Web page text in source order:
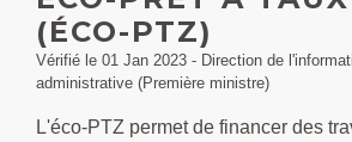
(ÉCO-PTZ)
Vérifié le 01 Jan 2023 - Direction de
administrative (Première ministre)
L'éco-PTZ permet de financer des